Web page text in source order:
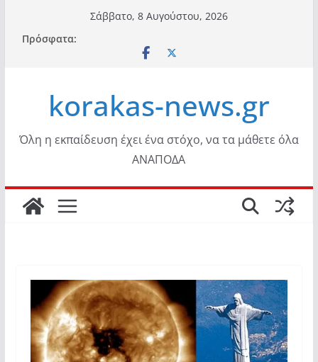
περιεχόμενο
Σάββατο, 8 Αυγούστου, 2026
Πρόσφατα:
korakas-news.gr
Όλη η εκπαίδευση έχει ένα στόχο, να τα μάθετε όλα
ΑΝΑΠΟΔΑ